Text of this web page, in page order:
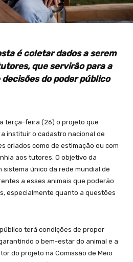
é coletar dados a serem
que servirão para a
do poder público
terça-feira (26) o projeto que
instituir o cadastro nacional de
criados como de estimação ou com
aos tutores. O objetivo da
único da rede mundial de
a esses animais que poderão
especialmente quanto a questões
terá condições de propor
o bem-estar do animal e a
do projeto na Comissão de Meio